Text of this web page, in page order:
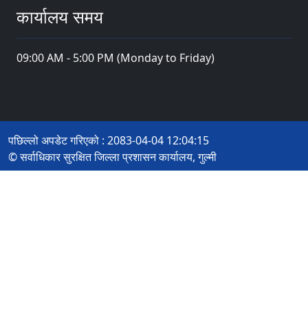
कार्यालय समय
09:00 AM - 5:00 PM (Monday to Friday)
पछिल्लो अपडेट गरिएको : 2083-04-04 12:04:15
© सर्वाधिकार सुरक्षित जिल्ला प्रशासन कार्यालय, गुल्मी